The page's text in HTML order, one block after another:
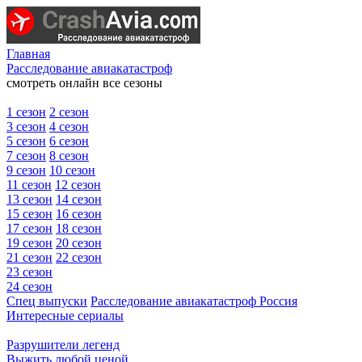
Главная
Расследование авиакатастроф
смотреть онлайн все сезоны
1 сезон 2 сезон
3 сезон 4 сезон
5 сезон 6 сезон
7 сезон 8 сезон
9 сезон 10 сезон
11 сезон 12 сезон
13 сезон 14 сезон
15 сезон 16 сезон
17 сезон 18 сезон
19 сезон 20 сезон
21 сезон 22 сезон
23 сезон
24 сезон
Спец выпуски Расследование авиакатастроф Россия
Интересные сериалы
Разрушители легенд
Выжить любой ценой